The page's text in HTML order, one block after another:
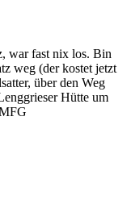
war fast nix los. Bin
weg (der kostet jetzt
über den Weg
Hütte um